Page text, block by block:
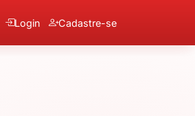
Login Cadastre-se